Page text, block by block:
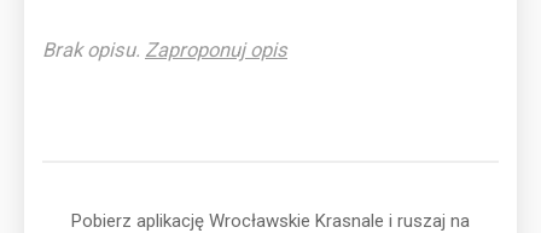
Brak opisu. Zaproponuj opis
Pobierz aplikację Wrocławskie Krasnale i ruszaj na